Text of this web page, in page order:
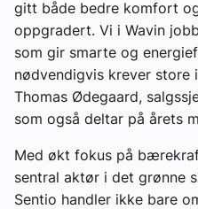
gitt både bedre komfort
oppgradert. Vi i Wavin
som gir smarte og
nødvendigvis krever store
Thomas Ødegaard,
som også deltar på årets
Med økt fokus på
sentral aktør i det grønne
Sentio handler ikke bare